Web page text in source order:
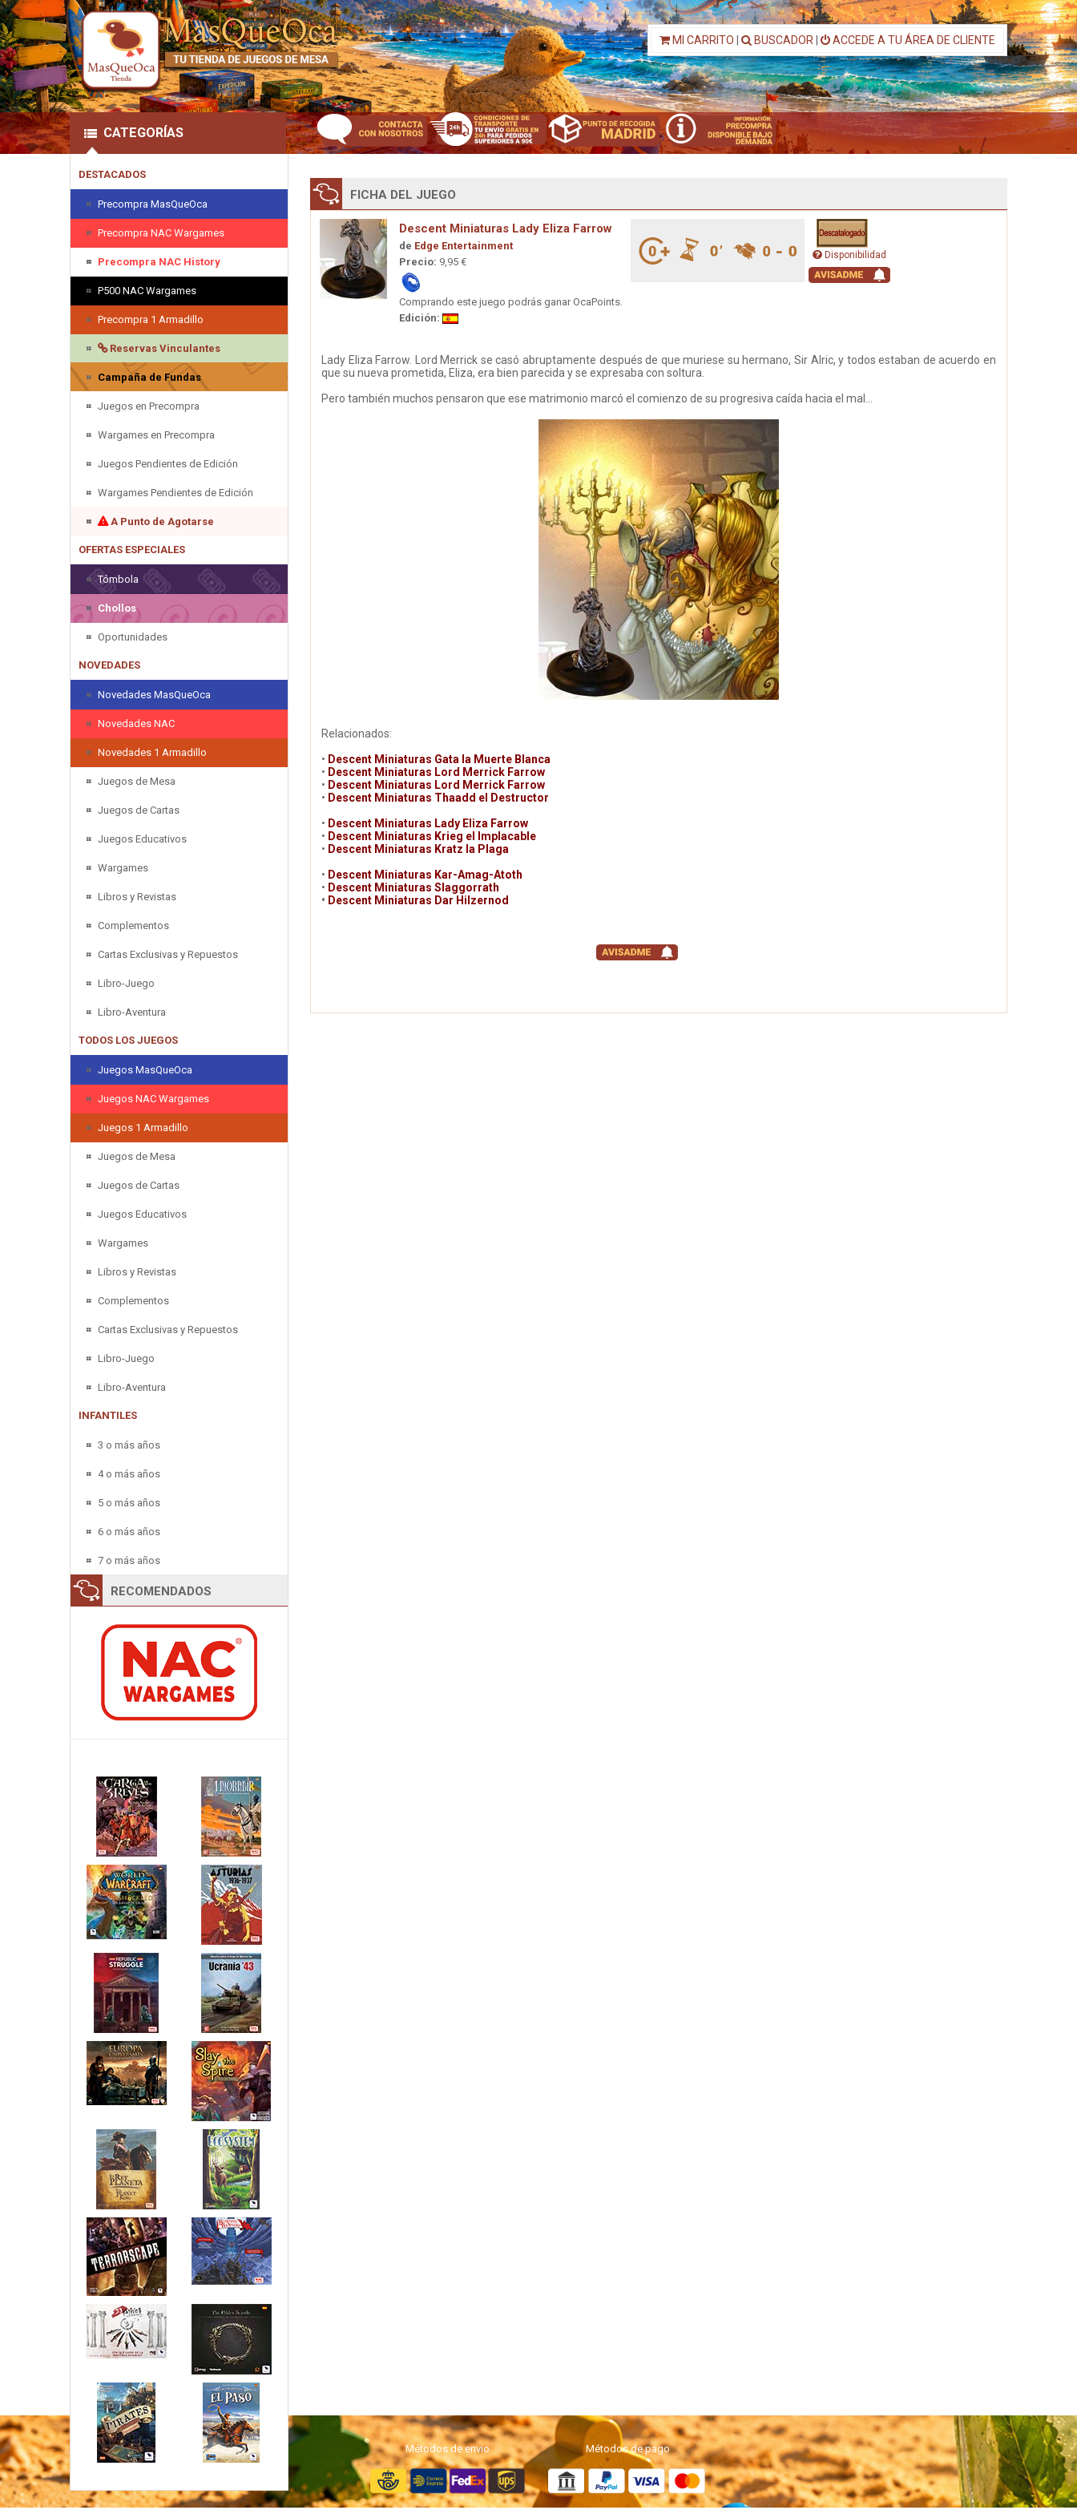
MI CARRITO BUSCADOR ACCEDE A TU ÁREA DE CLIENTE
CATEGORÍAS
DESTACADOS
Precompra MasQueOca
Precompra NAC Wargames
Precompra NAC History
P500 NAC Wargames
Precompra 1 Armadillo
Reservas Vinculantes
Campaña de Fundas
Juegos en Precompra
Wargames en Precompra
Juegos Pendientes de Edición
Wargames Pendientes de Edición
A Punto de Agotarse
OFERTAS ESPECIALES
Tómbola
Chollos
Oportunidades
NOVEDADES
Novedades MasQueOca
Novedades NAC
Novedades 1 Armadillo
Juegos de Mesa
Juegos de Cartas
Juegos Educativos
Wargames
Libros y Revistas
Complementos
Cartas Exclusivas y Repuestos
Libro-Juego
Libro-Aventura
TODOS LOS JUEGOS
Juegos MasQueOca
Juegos NAC Wargames
Juegos 1 Armadillo
Juegos de Mesa
Juegos de Cartas
Juegos Educativos
Wargames
Libros y Revistas
Complementos
Cartas Exclusivas y Repuestos
Libro-Juego
Libro-Aventura
INFANTILES
3 o más años
4 o más años
5 o más años
6 o más años
7 o más años
RECOMENDADOS
FICHA DEL JUEGO
Descent Miniaturas Lady Eliza Farrow
de Edge Entertainment
Precio: 9,95 €
Comprando este juego podrás ganar OcaPoints.
Edición:
Disponibilidad
Lady Eliza Farrow. Lord Merrick se casó abruptamente después de que muriese su hermano, Sir Alric, y todos estaban de acuerdo en
que su nueva prometida, Eliza, era bien parecida y se expresaba con soltura.
Pero también muchos pensaron que ese matrimonio marcó el comienzo de su progresiva caída hacia el mal…
Relacionados:
• Descent Miniaturas Gata la Muerte Blanca
• Descent Miniaturas Lord Merrick Farrow
• Descent Miniaturas Lord Merrick Farrow
• Descent Miniaturas Thaadd el Destructor
• Descent Miniaturas Lady Eliza Farrow
• Descent Miniaturas Krieg el Implacable
• Descent Miniaturas Kratz la Plaga
• Descent Miniaturas Kar-Amag-Atoth
• Descent Miniaturas Slaggorrath
• Descent Miniaturas Dar Hilzernod
Métodos de envío Métodos de pago